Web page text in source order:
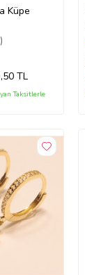
Küpe
,50 TL
Taksitlerle